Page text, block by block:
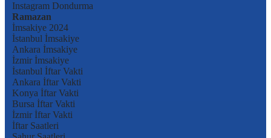
Instagram Dondurma
Ramazan
İmsakiye 2024
İstanbul İmsakiye
Ankara İmsakiye
İzmir İmsakiye
İstanbul İftar Vakti
Ankara İftar Vakti
Konya İftar Vakti
Bursa İftar Vakti
İzmir İftar Vakti
İftar Saatleri